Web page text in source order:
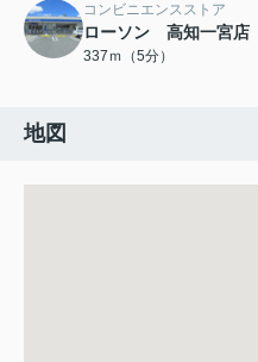
コンビニエンスストア
ローソン 高知一宮店
337ｍ（5分）
地図